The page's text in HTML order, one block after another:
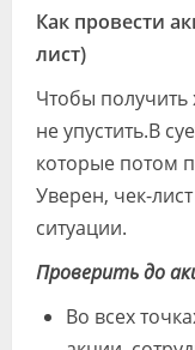
Как провести
лист)
Чтобы
не упустить.В
которые потом
Уверен, чек-
ситуации.
Проверить до
Во всех